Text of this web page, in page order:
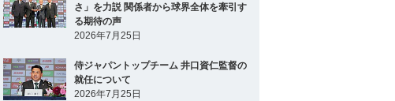
さ」を力説 関係者から球界全体を牽引す
る期待の声
2026年7月25日
侍ジャパントップチーム 井口資仁監督の
就任について
2026年7月25日